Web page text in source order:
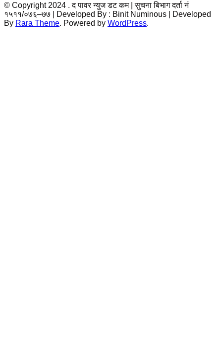
© Copyright 2024 . द पावर न्युज डट कम | सुचना बिभाग दर्ता नं
१५११/०७६–७७ | Developed By : Binit Numinous | Developed
By Rara Theme. Powered by WordPress.